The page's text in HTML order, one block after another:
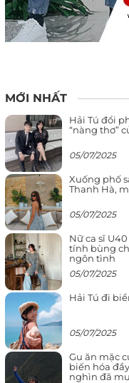
MỚI NHẤT
Hải Tú đổi
“nàng thơ”
05/07/2025
Xuống phố
Thanh Hà,
05/07/2025
Nữ ca sĩ
tính bùng
ngôn tình
05/07/2025
Hải Tú đi
05/07/2025
Gu ăn mặc
biến hóa
nghìn đã